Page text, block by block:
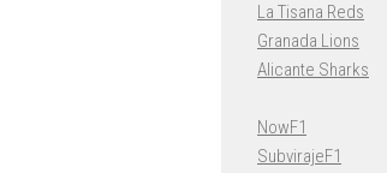
La Tisana Reds
Granada Lions
Alicante Sharks
NowF1
SubvirajeF1